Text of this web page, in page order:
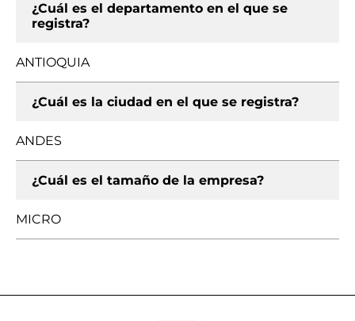
¿Cuál es el departamento en el que se
registra?
ANTIOQUIA
¿Cuál es la ciudad en el que se registra?
ANDES
¿Cuál es el tamaño de la empresa?
MICRO